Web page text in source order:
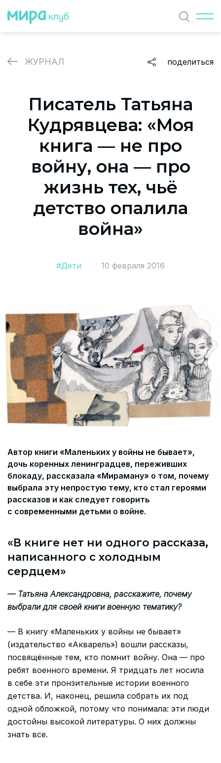
Найти
ЖУРНАЛ поделиться
Писатель Татьяна
Кудрявцева: «Моя
книга — не про
войну, она — про
жизнь тех, чьё
детство опалила
война»
#Дети 10 февраля 2016
Автор книги «Маленьких у войны не бывает»,
дочь коренных ленинградцев, переживших
блокаду, рассказала «Мираману» о том, почему
выбрала эту непростую тему, кто стал героями
рассказов и как следует говорить
с современными детьми о войне.
«В книге нет ни одного рассказа,
написанного с холодным
сердцем»
— Татьяна Александровна, расскажите, почему
выбрали для своей книги военную тематику?
— В книгу «Маленьких у войны не бывает»
(издательство «Акварель») вошли рассказы,
посвящённые тем, кто помнит войну. Она — про
ребят военного времени. Я тридцать лет носила
в себе эти пронзительные истории военного
детства. И, наконец, решила собрать их под
одной обложкой, потому что понимала: эти люди
достойны высокой литературы. О них должны
знать все.
СОБЫТИЯ
ПАРТНЕРЫ
ВАКАНСИИ
Политика и соглашение на обработку персональных
О проекте
Согласие на обработку персональных данных
Политика и соглашение на обработку
персональных данных